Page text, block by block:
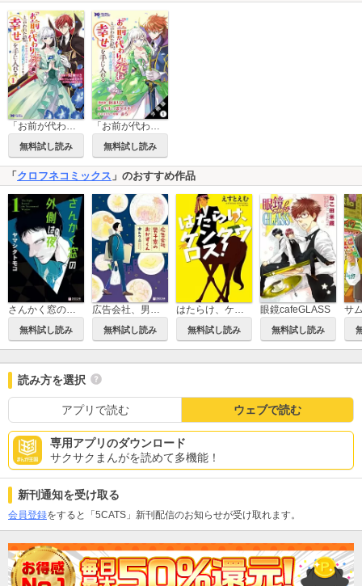
「お前が代わりに死ね」と言われた私。妹の身代わりに冷酷な辺境伯のもとへ嫁ぎ、幸せを手に入れる(コミック)
無料試し読み
「お前が代わりに死ね」と言われた私。妹の身代わりに冷酷な辺境伯のもとへ嫁ぎ、幸せを手に入れる(コミック) 分冊版
無料試し読み
「 クロフネコミックス 」のおすすめ作品
さんかく窓の外側は夜
無料試し読み
広告会社、男子寮のおかずくん
無料試し読み
はたらけ、ケンタウロス！
無料試し読み
眼鏡cafeGLASS
無料試し読み
読み方を選択
アプリで読む ウェブで読む
専用アプリのダウンロード
サクサクまんがを読めて多機能！
新刊通知を受け取る
会員登録をすると「5CATS」新刊配信のお知らせが受け取れます。